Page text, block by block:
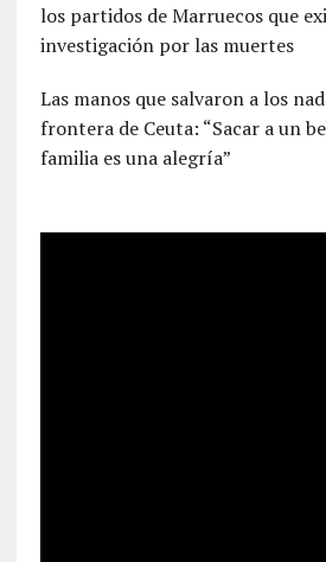
los partidos de Marruecos que
investigación por las muertes
Las manos que salvaron a los
frontera de Ceuta: “Sacar a un
familia es una alegría”